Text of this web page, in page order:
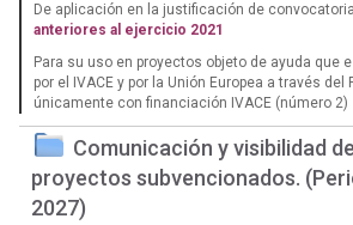
De aplicación en la justificación de
anteriores al ejercicio 2021
Para su uso en proyectos objeto de ayuda que
por el IVACE y por la Unión Europea a través del
únicamente con financiación IVACE (número 2)
Comunicación y visibilidad
proyectos subvencionados.
2027)